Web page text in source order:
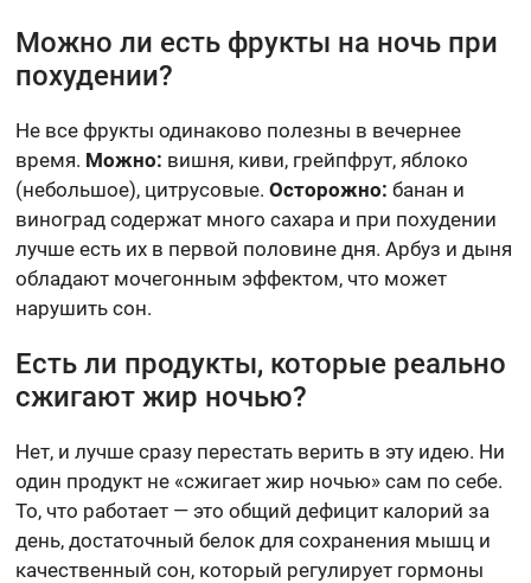
Можно ли есть фрукты на ночь при
похудении?
Не все фрукты одинаково полезны в вечернее
время. Можно: вишня, киви, грейпфрут, яблоко
(небольшое), цитрусовые.Осторожно: банан и
виноград содержат много сахара и при похудении
лучше есть их в первой половине дня. Арбуз и дыня
обладают мочегонным эффектом, что может
нарушить сон.
Есть ли продукты, которые реально
сжигают жир ночью?
Нет, и лучше сразу перестать верить в эту идею. Ни
один продукт не «сжигает жир ночью» сам по себе.
То, что работает — это общий дефицит калорий за
день, достаточный белок для сохранения мышц и
качественный сон, который регулирует гормоны